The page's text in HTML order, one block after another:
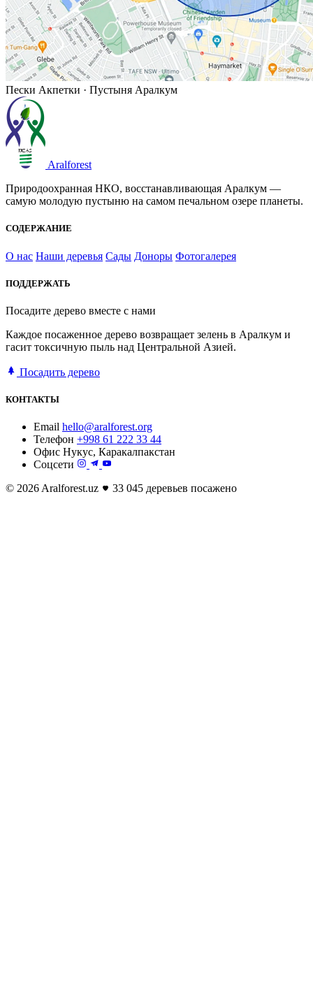
Пески Акпетки · Пустыня Аралкум
Aralforest
Природоохранная НКО, восстанавливающая Аралкум —
самую молодую пустыню на самом печальном озере планеты.
СОДЕРЖАНИЕ
О нас Наши деревья Сады Доноры Фотогалерея
ПОДДЕРЖАТЬ
Посадите дерево вместе с нами
Каждое посаженное дерево возвращает зелень в Аралкум и
гасит токсичную пыль над Центральной Азией.
Посадить дерево
КОНТАКТЫ
Email hello@aralforest.org
Телефон +998 61 222 33 44
Офис Нукус, Каракалпакстан
Соцсети
© 2026 Aralforest.uz
33 045 деревьев посажено